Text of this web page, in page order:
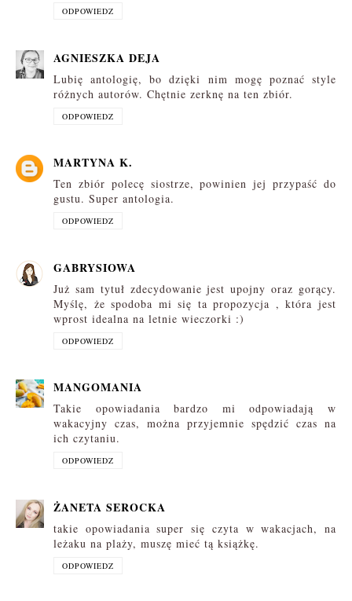
ODPOWIEDZ
AGNIESZKA DEJA
Lubię antologię, bo dzięki nim mogę poznać style
różnych autorów. Chętnie zerknę na ten zbiór.
ODPOWIEDZ
MARTYNA K.
Ten zbiór polecę siostrze, powinien jej przypaść do
gustu. Super antologia.
ODPOWIEDZ
GABRYSIOWA
Już sam tytuł zdecydowanie jest upojny oraz gorący.
Myślę, że spodoba mi się ta propozycja , która jest
wprost idealna na letnie wieczorki :)
ODPOWIEDZ
MANGOMANIA
Takie opowiadania bardzo mi odpowiadają w
wakacyjny czas, można przyjemnie spędzić czas na
ich czytaniu.
ODPOWIEDZ
ŻANETA SEROCKA
takie opowiadania super się czyta w wakacjach, na
leżaku na plaży, muszę mieć tą książkę.
ODPOWIEDZ